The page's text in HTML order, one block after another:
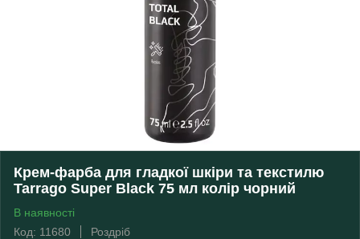
Крем-фарба для гладкої шкіри та текстилю
Tarrago Super Black 75 мл колір чорний
В наявності
Код: 11680
Роздріб